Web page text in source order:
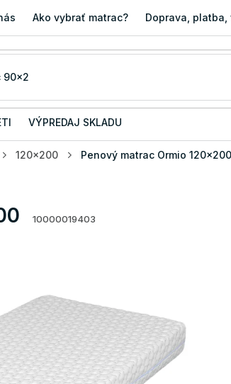
Ako vybrať matrac? Doprava, platba,
VÝPREDAJ SKLADU
120x200 Penový matrac Ormio 120x200
10000019403